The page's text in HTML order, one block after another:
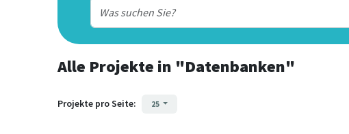
Alle Projekte in "Datenbanken"
Projekte pro Seite: 25